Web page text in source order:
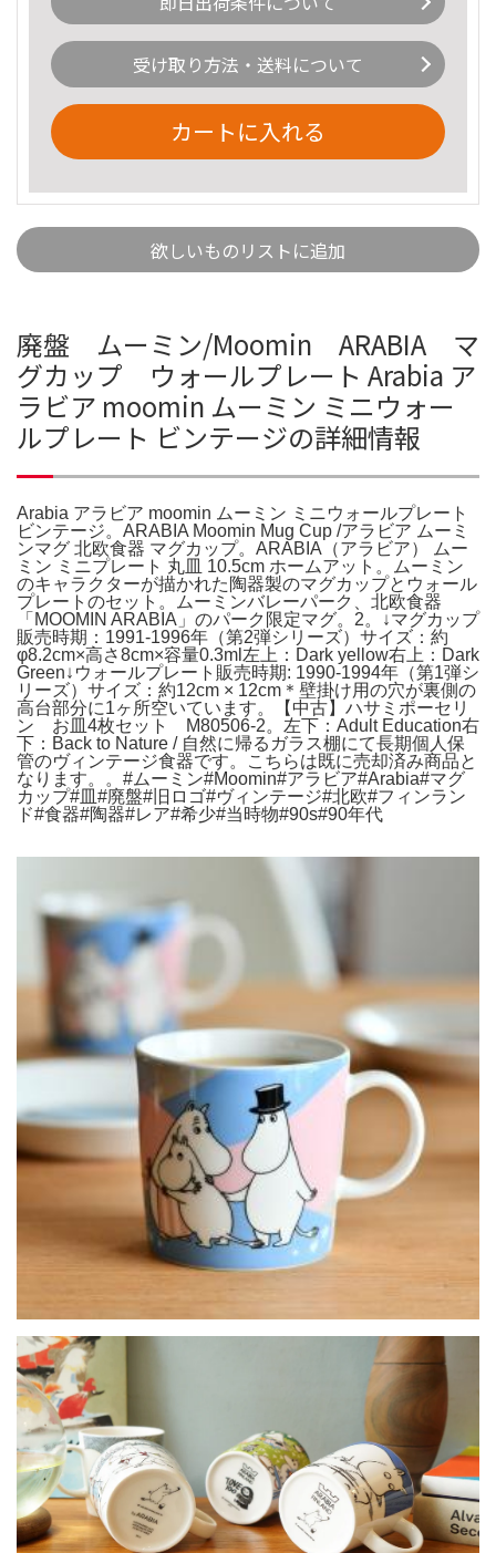
受け取り方法・送料について
カートに入れる
欲しいものリストに追加
廃盤 ムーミン/Moomin ARABIA マ
グカップ ウォールプレート Arabia ア
ラビア moomin ムーミン ミニウォー
ルプレート ビンテージの詳細情報
Arabia アラビア moomin ムーミン ミニウォールプレート
ビンテージ。ARABIA Moomin Mug Cup /アラビア ムーミ
ンマグ 北欧食器 マグカップ。ARABIA（アラビア） ムー
ミン ミニプレート 丸皿 10.5cm ホームアット。ムーミン
のキャラクターが描かれた陶器製のマグカップとウォール
プレートのセット。ムーミンバレーパーク、北欧食器
「MOOMIN ARABIA」のパーク限定マグ。2。↓マグカップ
販売時期：1991-1996年（第2弾シリーズ）サイズ：約
φ8.2cm×高さ8cm×容量0.3ml左上：Dark yellow右上：Dark
Green↓ウォールプレート販売時期: 1990-1994年（第1弾シ
リーズ）サイズ：約12cm × 12cm＊壁掛け用の穴が裏側の
高台部分に1ヶ所空いています。【中古】ハサミポーセリ
ン お皿4枚セット M80506-2。左下：Adult Education右
下：Back to Nature / 自然に帰るガラス棚にて長期個人保
管のヴィンテージ食器です。こちらは既に売却済み商品と
なります。。#ムーミン#Moomin#アラビア#Arabia#マグ
カップ#皿#廃盤#旧ロゴ#ヴィンテージ#北欧#フィンラン
ド#食器#陶器#レア#希少#当時物#90s#90年代